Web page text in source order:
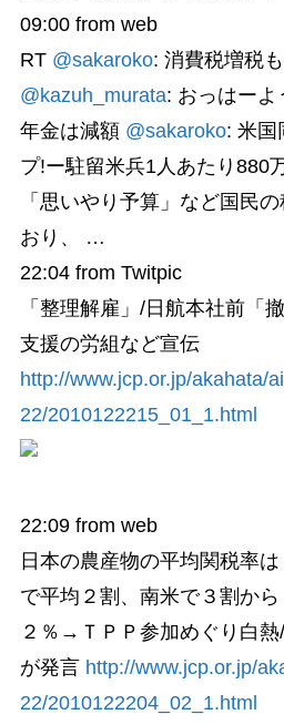
09:00from web
RT @sakaroko: 消費税増税
@kazuh_murata: おっはーよ
年金は減額 @sakaroko: 米国
プ!ー駐留米兵1人あたり880
「思いやり予算」など国民
おり、 …
22:04from Twitpic
「整理解雇」/日航本社前「
支援の労組など宣伝
http://www.jcp.or.jp/akahata/
22/2010122215_01_1.html
22:09from web
日本の農産物の平均関税率
で平均２割、南米で３割か
２％→ＴＰＰ参加めぐり白
が発言 http://www.jcp.or.jp/
22/2010122204_02_1.html